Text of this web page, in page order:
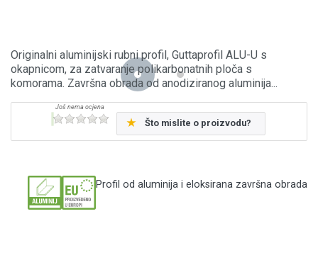
Originalni aluminijski rubni profil, Guttaprofil ALU-U s
okapnicom, za zatvaranje polikarbonatnih ploča s
komorama. Završna obrada od anodiziranog aluminija...
Što mislite o proizvodu?
Profil od aluminija i eloksirana završna obrada